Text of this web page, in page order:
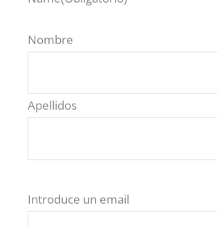
Nombre
Apellidos
Email(Obligatorio)
Introduce un email